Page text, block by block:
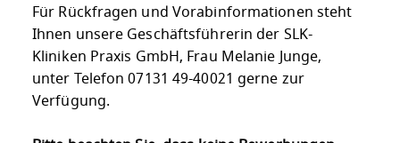
Für Rückfragen und Vorabinformationen steht
Ihnen unsere Geschäftsführerin der SLK-
Kliniken Praxis GmbH, Frau Melanie Junge,
unter Telefon 07131 49-40021 gerne zur
Verfügung.